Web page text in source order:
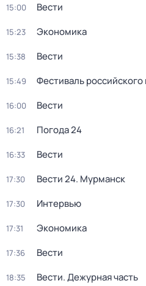
15:00 Вести
15:23 Экономика
15:38 Вести
15:49 Фестиваль
16:00 Вести
16:21 Погода 24
16:33 Вести
17:30 Вести 24. Мурманск
17:30 Интервью
17:31 Экономика
17:36 Вести
18:35 Вести. Дежурная часть